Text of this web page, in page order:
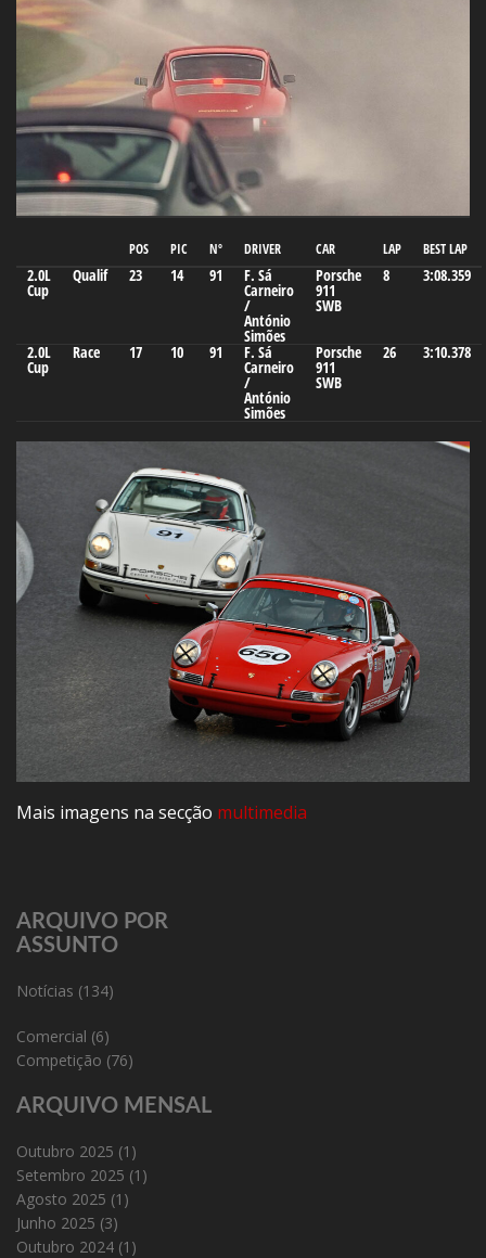
POS PIC Nº DRIVER CAR LAP BEST LAP
2.0L
Cup
Qualif 23 14 91 F. Sá
Carneiro
/
António
Simões
Porsche
911
SWB
8 3:08.359
2.0L
Cup
Race 17 10 91 F. Sá
Carneiro
/
António
Simões
Porsche
911
SWB
26 3:10.378
Mais imagens na secção multimedia
ARQUIVO POR
ASSUNTO
Notícias (134)
Comercial (6)
Competição (76)
ARQUIVO MENSAL
Outubro 2025 (1)
Setembro 2025 (1)
Agosto 2025 (1)
Junho 2025 (3)
Outubro 2024 (1)